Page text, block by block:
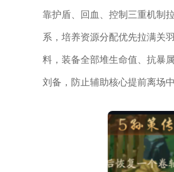
靠护盾、回血、控制三重机制
系，培养资源分配优先拉满关
料，装备全部堆生命值、抗暴
刘备，防止辅助核心提前离场